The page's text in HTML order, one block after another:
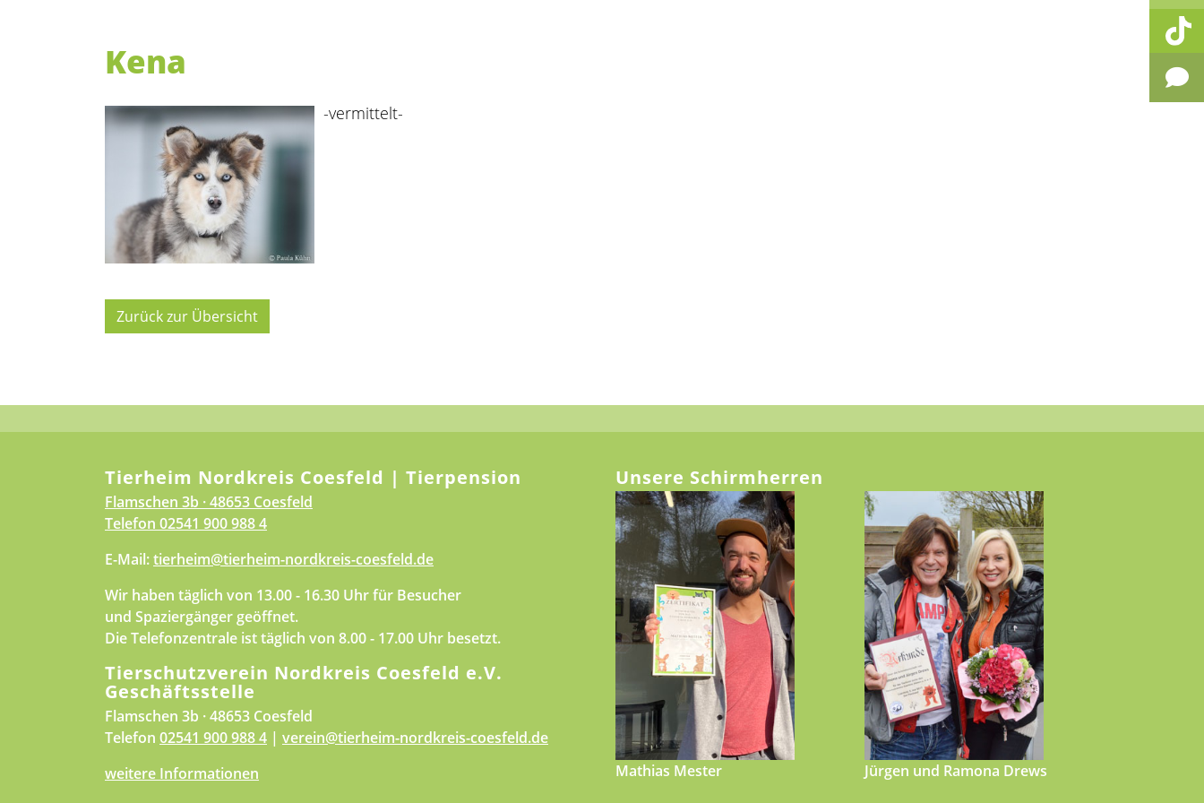
Kena
-vermittelt-
Zurück zur Übersicht
Tierheim Nordkreis Coesfeld | Tierpension
Flamschen 3b · 48653 Coesfeld
Telefon 02541 900 988 4
E-Mail:tierheim@tierheim-nordkreis-coesfeld.de
Wir haben täglich von 13.00 - 16.30 Uhr für Besucher
und Spaziergänger geöffnet.
Die Telefonzentrale ist täglich von 8.00 - 17.00 Uhr besetzt.
Tierschutzverein Nordkreis Coesfeld e.V.
Geschäftsstelle
Flamschen 3b · 48653 Coesfeld
Telefon 02541 900 988 4 | verein@tierheim-nordkreis-coesfeld.de
weitere Informationen
Unsere Schirmherren
Mathias Mester Jürgen und Ramona Drews